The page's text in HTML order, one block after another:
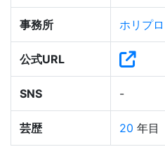
事務所 ホリプロ
公式URL
SNS -
芸歴 20 年目